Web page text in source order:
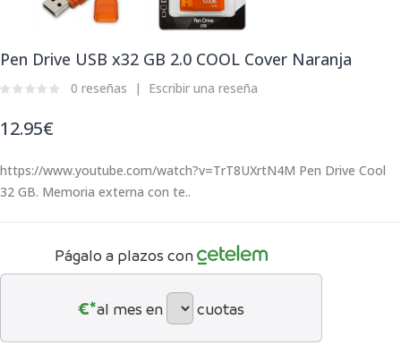
Pen Drive USB x32 GB 2.0 COOL Cover Naranja
0 reseñas Escribir una reseña
12.95€
https://www.youtube.com/watch?v=TrT8UXrtN4M Pen Drive Cool
32 GB. Memoria externa con te..
Págalo a plazos con
€*al mes en cuotas